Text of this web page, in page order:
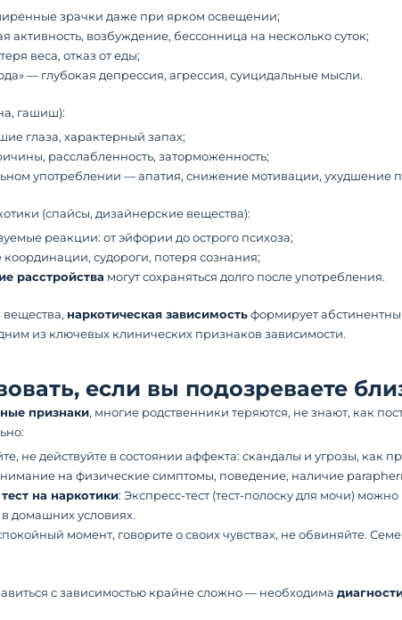
зрачки даже при ярком освещении;
активность, возбуждение, бессонница на несколько суток;
веса, отказ от еды;
— глубокая депрессия, агрессия, суицидальные мысли.
гашиш):
глаза, характерный запах;
расслабленность, заторможенность;
употреблении — апатия, снижение мотивации, ухудшение
(спайсы, дизайнерские вещества):
реакции: от эйфории до острого психоза;
судороги, потеря сознания;
расстройства могут сохраняться долго после употребления.
наркотическая зависимостьформирует
из ключевых клинических признаков зависимости.
если вы подозреваете
признаки, многие родственники теряются, не знают, как
не действуйте в состоянии аффекта: скандалы и угрозы, как
на физические симптомы, поведение, наличие
тест на наркотики: Экспресс-тест (тест-полоску для мочи)
в домашних условиях.
момент, говорите о своих чувствах, не обвиняйте.
с зависимостью крайне сложно — необходима